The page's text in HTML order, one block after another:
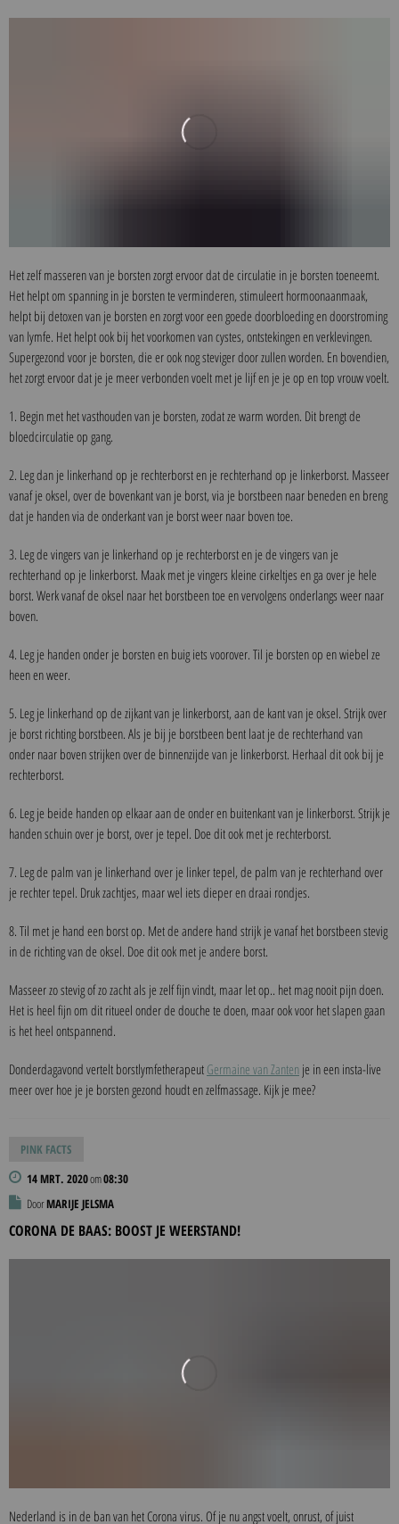
Het zelf masseren van je borsten zorgt ervoor dat de circulatie in je borsten toeneemt.
Het helpt om spanning in je borsten te verminderen, stimuleert hormoonaanmaak,
helpt bij detoxen van je borsten en zorgt voor een goede doorbloeding en doorstroming
van lymfe. Het helpt ook bij het voorkomen van cystes, ontstekingen en verklevingen.
Supergezond voor je borsten, die er ook nog steviger door zullen worden. En bovendien,
het zorgt ervoor dat je je meer verbonden voelt met je lijf en je je op en top vrouw voelt.
1. Begin met het vasthouden van je borsten, zodat ze warm worden. Dit brengt de
bloedcirculatie op gang.
2. Leg dan je linkerhand op je rechterborst en je rechterhand op je linkerborst. Masseer
vanaf je oksel, over de bovenkant van je borst, via je borstbeen naar beneden en breng
dat je handen via de onderkant van je borst weer naar boven toe.
3. Leg de vingers van je linkerhand op je rechterborst en je de vingers van je
rechterhand op je linkerborst. Maak met je vingers kleine cirkeltjes en ga over je hele
borst. Werk vanaf de oksel naar het borstbeen toe en vervolgens onderlangs weer naar
boven.
4. Leg je handen onder je borsten en buig iets voorover. Til je borsten op en wiebel ze
heen en weer.
5. Leg je linkerhand op de zijkant van je linkerborst, aan de kant van je oksel. Strijk over
je borst richting borstbeen. Als je bij je borstbeen bent laat je de rechterhand van
onder naar boven strijken over de binnenzijde van je linkerborst. Herhaal dit ook bij je
rechterborst.
6. Leg je beide handen op elkaar aan de onder en buitenkant van je linkerborst. Strijk je
handen schuin over je borst, over je tepel. Doe dit ook met je rechterborst.
7. Leg de palm van je linkerhand over je linker tepel, de palm van je rechterhand over
je rechter tepel. Druk zachtjes, maar wel iets dieper en draai rondjes.
8. Til met je hand een borst op. Met de andere hand strijk je vanaf het borstbeen stevig
in de richting van de oksel. Doe dit ook met je andere borst.
Masseer zo stevig of zo zacht als je zelf fijn vindt, maar let op.. het mag nooit pijn doen.
Het is heel fijn om dit ritueel onder de douche te doen, maar ook voor het slapen gaan
is het heel ontspannend.
Donderdagavond vertelt borstlymfetherapeut Germaine van Zanten je in een insta-live
meer over hoe je je borsten gezond houdt en zelfmassage. Kijk je mee?
PINK FACTS
14 MRT. 2020om08:30
DoorMARIJE JELSMA
CORONA DE BAAS: BOOST JE WEERSTAND!
Nederland is in de ban van het Corona virus. Of je nu angst voelt, onrust, of juist